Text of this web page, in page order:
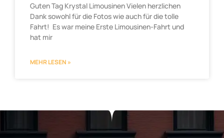
Guten Tag Krystal Limousinen Vielen herzlichen
Dank sowohl für die Fotos wie auch für die tolle
Fahrt! Es war meine Erste Limousinen-Fahrt und
hat mir
MEHR LESEN »